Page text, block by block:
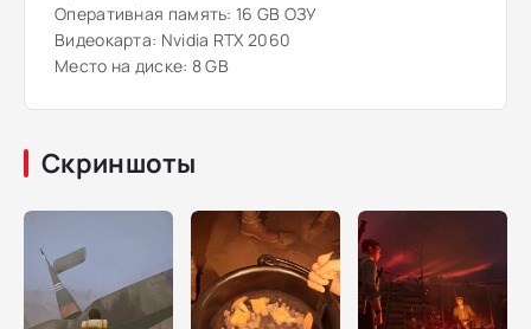
Оперативная память: 16 GB ОЗУ
Видеокарта: Nvidia RTX 2060
Место на диске: 8 GB
Скриншоты